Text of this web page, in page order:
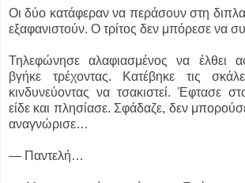
Οι δύο κατάφεραν να περάσουν στη
εξαφανιστούν. Ο τρίτος δεν μπόρεσε να
Τηλεφώνησε αλαφιασμένος να έλθει
βγήκε τρέχοντας. Κατέβηκε τις
κινδυνεύοντας να τσακιστεί. Έφτασε
είδε και πλησίασε. Σφάδαζε, δεν
αναγνώρισε…
― Παντελή…